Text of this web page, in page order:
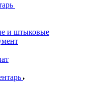
и штыковые